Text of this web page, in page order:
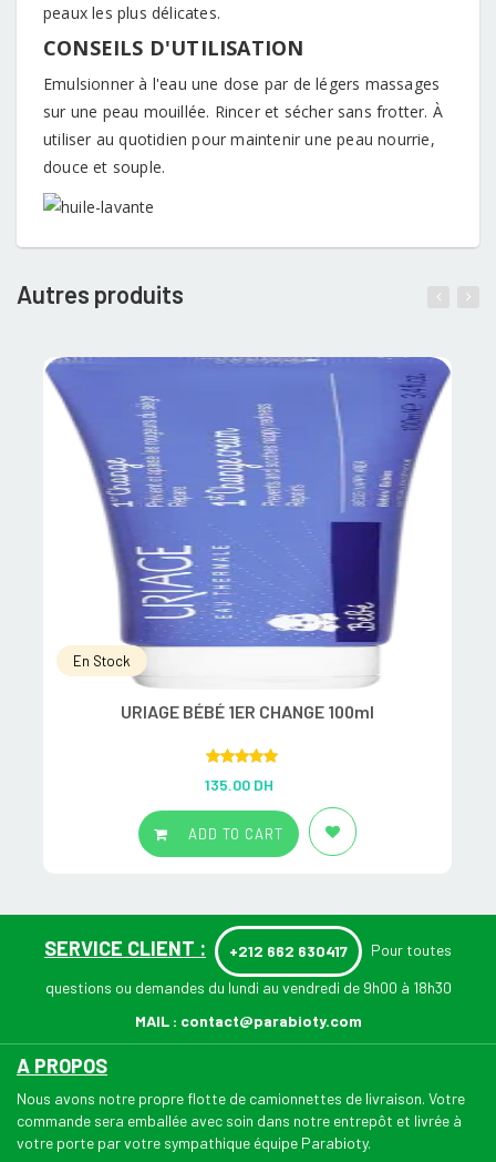
peaux les plus délicates.
CONSEILS D'UTILISATION
Emulsionner à l'eau une dose par de légers massages
sur une peau mouillée. Rincer et sécher sans frotter. À
utiliser au quotidien pour maintenir une peau nourrie,
douce et souple.
Autres produits
En Stock
URIAGE BÉBÉ 1ER CHANGE 100ml
out of 5
135.00 DH
ADD TO CART
SERVICE CLIENT : +212 662 630417 Pour toutes
questions ou demandes du lundi au vendredi de 9h00 à 18h30
MAIL : contact@parabioty.com
A PROPOS
Nous avons notre propre flotte de camionnettes de livraison. Votre
commande sera emballée avec soin dans notre entrepôt et livrée à
votre porte par votre sympathique équipe Parabioty.